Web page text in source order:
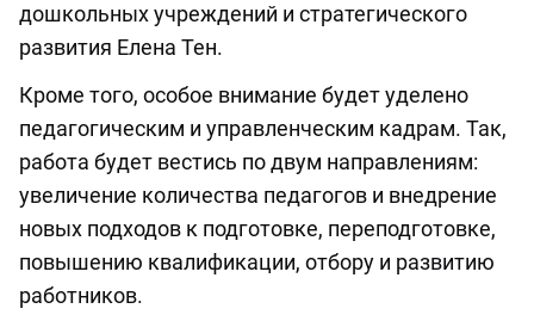
дошкольных учреждений и стратегического
развития Елена Тен.
Кроме того, особое внимание будет уделено
педагогическим и управленческим кадрам. Так,
работа будет вестись по двум направлениям:
увеличение количества педагогов и внедрение
новых подходов к подготовке, переподготовке,
повышению квалификации, отбору и развитию
работников.